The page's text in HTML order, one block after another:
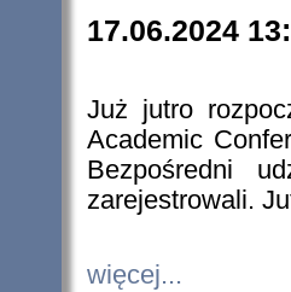
17.06.2024
Już jutro
Academic
Bezpośredni
zarejestrowali.
więcej...